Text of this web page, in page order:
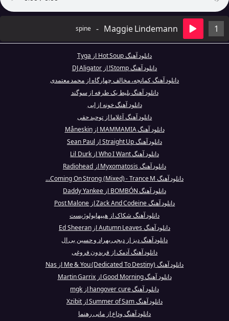
1
Maggie Lindemann
-
spine
دانلود آهنگ Hot Soup از Tyga
دانلود آهنگ Stomp! از DJ Aligator
دانلود آهنگ کمانچه، مخالف چهارگاه از محمد معتمدی
دانلود آهنگ بلیط یک طرفه از سوگند
دانلود آهنگ خونه از ابی
دانلود آهنگ آغلاما از توحید حقی
دانلود آهنگ MAMMAMIA از Måneskin
دانلود آهنگ Straight Up از Sean Paul
دانلود آهنگ Who I Want از Lil Durk
دانلود آهنگ Myxomatosis از Radiohead
دانلود آهنگ Coming On Strong (Mixed) - Trance M...
دانلود آهنگ BOMBÓN از Daddy Yankee
دانلود آهنگ Zack And Codeine از Post Malone
دانلود آهنگ شکاک از هیپهاپولوژیست
دانلود آهنگ Autumn Leaves از Ed Sheeran
دانلود آهنگ دیز از دیجی بهراد و حسین بی ال
دانلود آهنگ آدمک از فریدون فروغی
دانلود آهنگ Me & You (Dedicated To Destiny) از Nas
دانلود آهنگ Good Morning از Martin Garrix
دانلود آهنگ hangover cure از mgk
دانلود آهنگ Summer of Sam از Xzibit
دانلود آهنگ وداع از مانی رهنما